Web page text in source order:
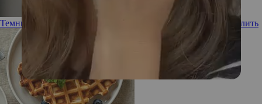
Темные впадины: почему подмышки черные и как их осветлить